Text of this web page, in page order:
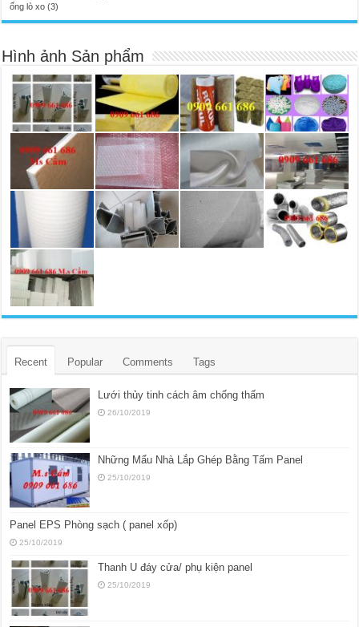
ống lò xo (3)
Hình ảnh Sản phẩm
Recent Popular Comments Tags
Lưới thủy tinh cách âm chống thấm
26/10/2019
Những Mẩu Nhà Lắp Ghép Bằng Tấm Panel
25/10/2019
Panel EPS Phòng sạch ( panel xốp)
25/10/2019
Thanh U đáy cửa/ phụ kiện panel
25/10/2019